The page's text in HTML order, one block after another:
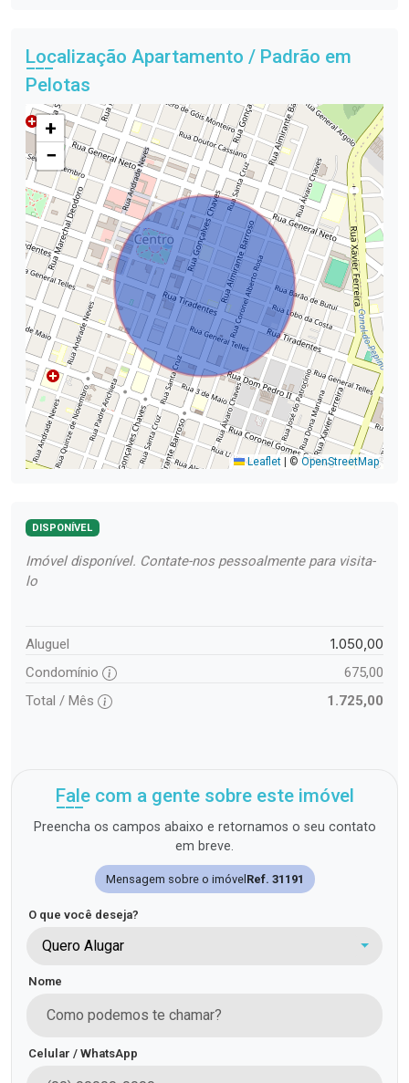
Localização Apartamento / Padrão em
Pelotas
+
−
Leaflet © OpenStreetMap
DISPONÍVEL
Imóvel disponível. Contate-nos pessoalmente para visita-
lo
Aluguel 1.050,00
Condomínio
675,00
Total / Mês
1.725,00
Fale com a gente sobre este imóvel
Preencha os campos abaixo e retornamos o seu contato
em breve.
Mensagem sobre o imóvel Ref. 31191
O que você deseja?
Quero Alugar
Nome
Celular / WhatsApp